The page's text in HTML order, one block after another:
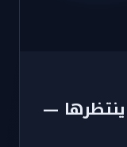
ينتظرها —